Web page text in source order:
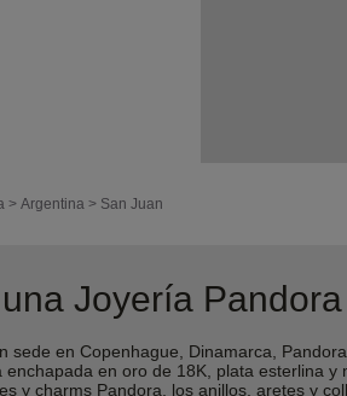
> Argentina > San Juan
Joyería
sede en Copenhague, Dinamarca,
enchapada en oro de 18K, plata esterlina
y charms Pandora, los anillos, aretes y